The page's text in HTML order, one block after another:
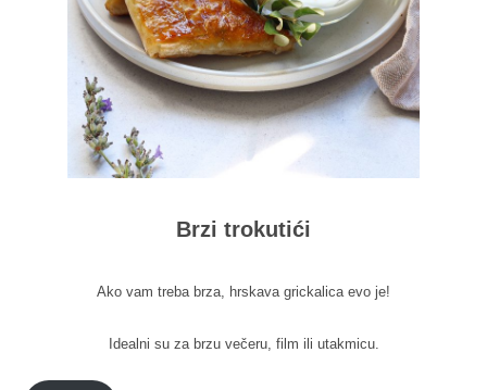
Brzi trokutići
Ako vam treba brza, hrskava grickalica evo je!
Idealni su za brzu večeru, film ili utakmicu.